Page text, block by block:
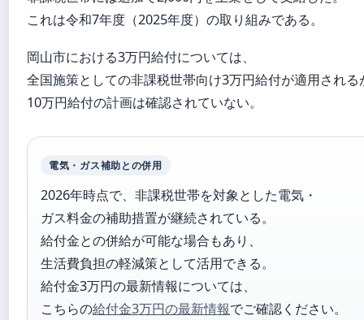
これは令和7年度（2025年度）の取り組みである。
岡山市における3万円給付については、
全国施策としての非課税世帯向け3万円給付が適用される
10万円給付の計画は確認されていない。
電気・ガス補助との併用
2026年時点で、非課税世帯を対象とした電気・
ガス料金の補助措置が継続されている。
給付金との併給が可能な場合もあり、
生活費負担の軽減策として活用できる。
給付金3万円の最新情報については、
こちらの給付金3万円の最新情報でご確認ください。